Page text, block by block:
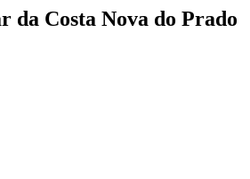
da Costa Nova do Prado